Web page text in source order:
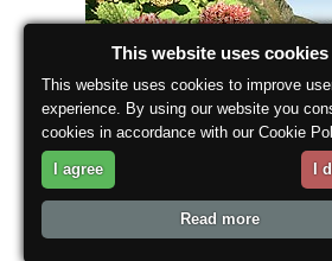
O regionie
Wyszukiwanie:
This website uses cookies
This website uses cookies to improve
experience. By using our website you
cookies in accordance with our Cookie
I agree I
Read more